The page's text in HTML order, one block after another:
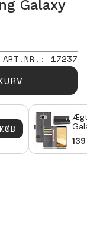
Galaxy
ART.NR. : 17237
KØB
139